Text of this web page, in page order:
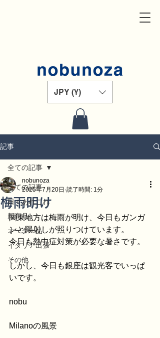
JPY (¥)
記事
全ての記事
日々あれこれ
新商品
オーダー品
イタリア出張
その他
全ての記事
梅雨明け
nobunoza
2025年7月20日 読了時間: 1分
関東地方は梅雨が明け、今日もガンガ
ンと陽射しが照りつけています。
今日も熱中症対策が必要な暑さです。
しかし、今日も銀座は観光客でいっぱ
いです。
nobu
Milanoの風景